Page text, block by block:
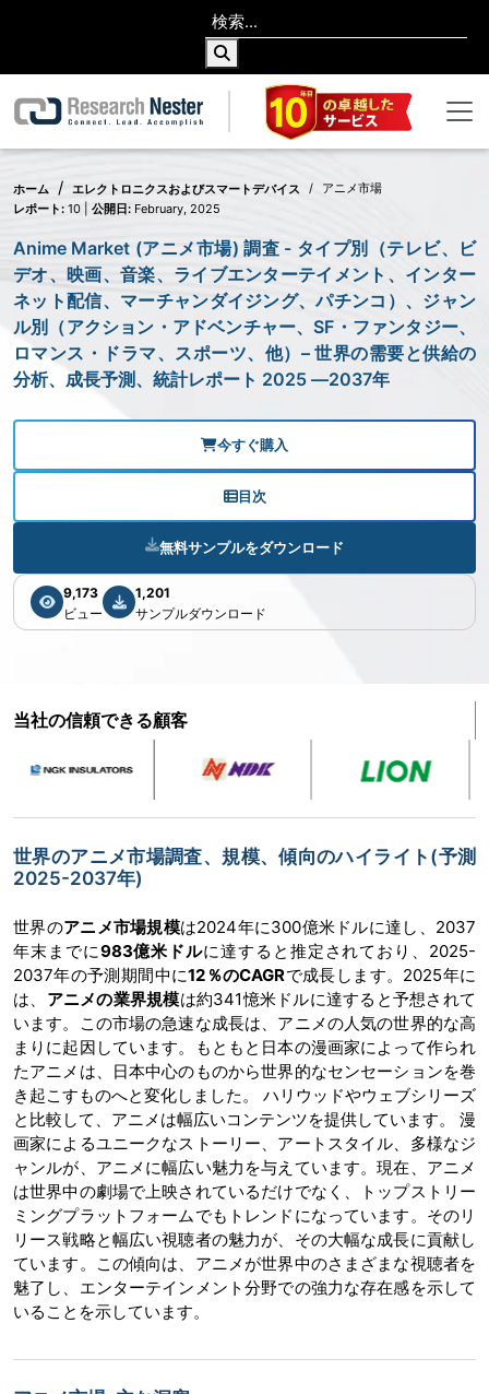
ホーム エレクトロニクスおよびスマートデバイス
アニメ市場
レポート: 10 | 公開日: February, 2025
Anime Market (アニメ市場) 調査 - タイプ別（テレビ、ビ
デオ、映画、音楽、ライブエンターテイメント、インター
ネット配信、マーチャンダイジング、パチンコ）、ジャン
ル別（アクション・アドベンチャー、SF・ファンタジー、
ロマンス・ドラマ、スポーツ、他）– 世界の需要と供給の
分析、成長予測、統計レポート 2025 ―2037年
今すぐ購入
目次
無料サンプルをダウンロード
9,173
ビュー
1,201
サンプルダウンロード
当社の信頼できる顧客
世界のアニメ市場調査、規模、傾向のハイライト(予測
2025-2037年)
世界のアニメ市場規模は2024年に300億米ドルに達し、2037
年末までに983億米ドルに達すると推定されており、2025-
2037年の予測期間中に12％のCAGRで成長します。2025年に
は、 アニメの業界規模は約341憶米ドルに達すると予想されて
います。この市場の急速な成長は、アニメの人気の世界的な高
まりに起因しています。もともと日本の漫画家によって作られ
たアニメは、日本中心のものから世界的なセンセーションを巻
き起こすものへと変化しました。 ハリウッドやウェブシリーズ
と比較して、アニメは幅広いコンテンツを提供しています。 漫
画家によるユニークなストーリー、アートスタイル、多様なジ
ャンルが、アニメに幅広い魅力を与えています。現在、アニメ
は世界中の劇場で上映されているだけでなく、トップストリー
ミングプラットフォームでもトレンドになっています。そのリ
リース戦略と幅広い視聴者の魅力が、その大幅な成長に貢献し
ています。この傾向は、アニメが世界中のさまざまな視聴者を
魅了し、エンターテインメント分野での強力な存在感を示して
いることを示しています。